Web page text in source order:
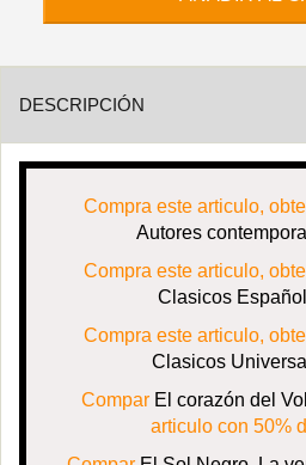
DESCRIPCIÓN
Compra este articulo,
Autores
Compra este articulo,
Clasicos
Compra este articulo,
Clasicos
Compar El corazón del
articulo con 50%